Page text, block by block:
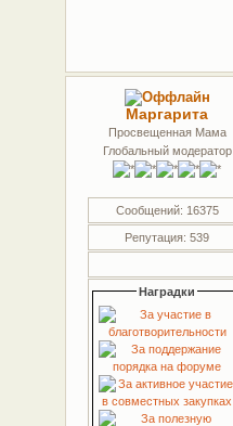
Маргарита
Просвещенная Мама
Глобальный модератор
Сообщений: 16375
Репутация: 539
Наградки